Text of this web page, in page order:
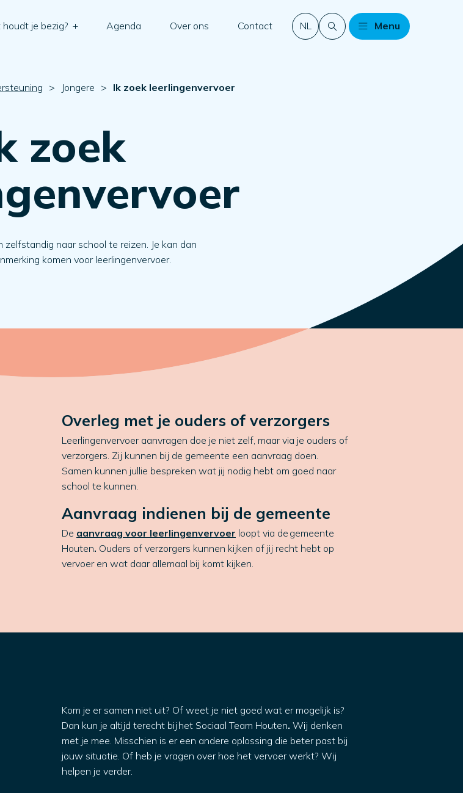
je bezig? + Agenda Over ons Contact NL Menu
> Jongere > Ik zoek leerlingenvervoer
zoek
zelfstandig naar school te reizen. Je kan dan
komen voor leerlingenvervoer.
Overleg met je ouders of verzorgers
Leerlingenvervoer aanvragen doe je niet zelf, maar via je ouders of
verzorgers. Zij kunnen bij de gemeente een aanvraag doen.
Samen kunnen jullie bespreken wat jij nodig hebt om goed naar
school te kunnen.
Aanvraag indienen bij de gemeente
De aanvraag voor leerlingenvervoer loopt via de gemeente
Houten. Ouders of verzorgers kunnen kijken of jij recht hebt op
vervoer en wat daar allemaal bij komt kijken.
Kom je er samen niet uit? Of weet je niet goed wat er mogelijk is?
Dan kun je altijd terecht bij het Sociaal Team Houten. Wij denken
met je mee. Misschien is er een andere oplossing die beter past bij
jouw situatie. Of heb je vragen over hoe het vervoer werkt? Wij
helpen je verder.